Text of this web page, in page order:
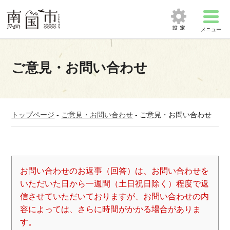
メニュー
ご意見・お問い合わせ
トップページ - ご意見・お問い合わせ - ご意見・お問い合わせ
お問い合わせのお返事（回答）は、お問い合わせを
いただいた日から一週間（土日祝日除く）程度で返
信させていただいておりますが、お問い合わせの内
容によっては、さらに時間がかかる場合がありま
す。